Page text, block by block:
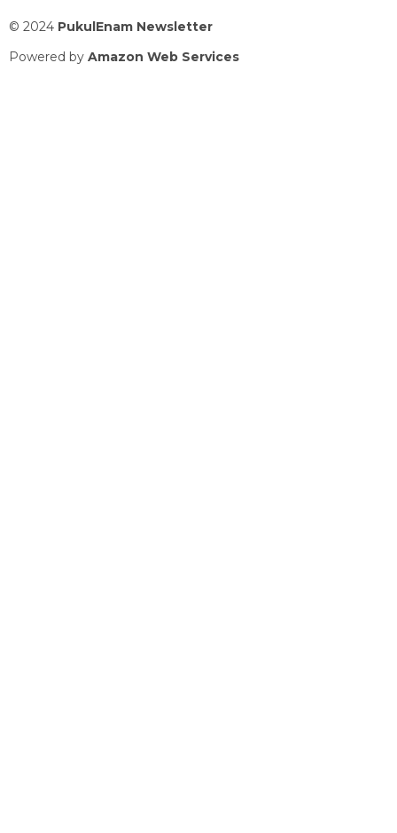
© 2024 PukulEnam Newsletter
Powered by Amazon Web Services